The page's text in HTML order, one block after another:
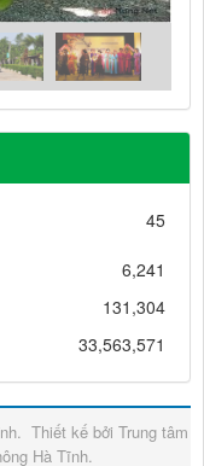
45
6,241
131,304
33,563,571
. Thiết kế bởi Trung tâm
Hà Tĩnh.